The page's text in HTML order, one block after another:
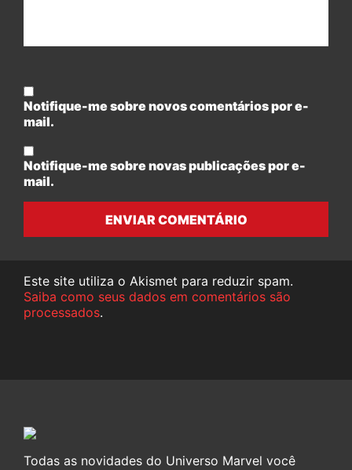
Notifique-me sobre novos comentários por e-
mail.
Notifique-me sobre novas publicações por e-
mail.
ENVIAR COMENTÁRIO
Este site utiliza o Akismet para reduzir spam.
Saiba como seus dados em comentários são
processados.
Todas as novidades do Universo Marvel você